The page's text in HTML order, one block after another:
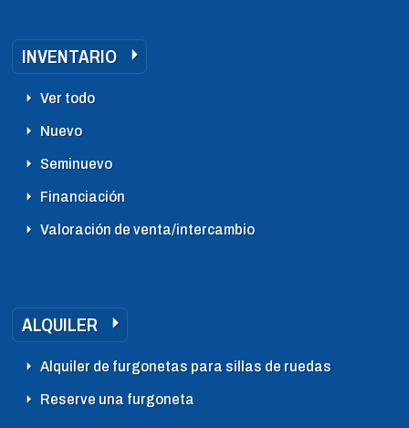
INVENTARIO
Ver todo
Nuevo
Seminuevo
Financiación
Valoración de venta/intercambio
ALQUILER
Alquiler de furgonetas para sillas de ruedas
Reserve una furgoneta